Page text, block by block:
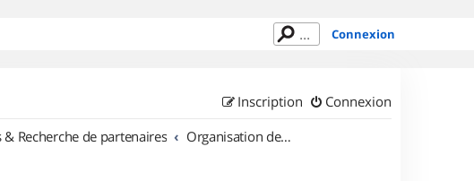
Connexion
Connexion
Inscription
Recherche de partenaires Organisation de sorties en région Champagne Ardenne